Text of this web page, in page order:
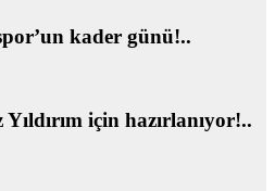
kader günü!..
için hazırlanıyor!..